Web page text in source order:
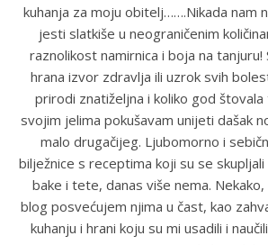
kuhanja za moju obitelj…….Nikada nam
jesti slatkiše u neograničenim
raznolikost namirnica i boja na
hrana izvor zdravlja ili uzrok svih
prirodi znatiželjna i koliko god štovala
svojim jelima pokušavam unijeti dašak
malo drugačijeg. Ljubomorno i
bilježnice s receptima koji su se
bake i tete, danas više nema.
blog posvećujem njima u čast, kao
kuhanju i hrani koju su mi usadili i